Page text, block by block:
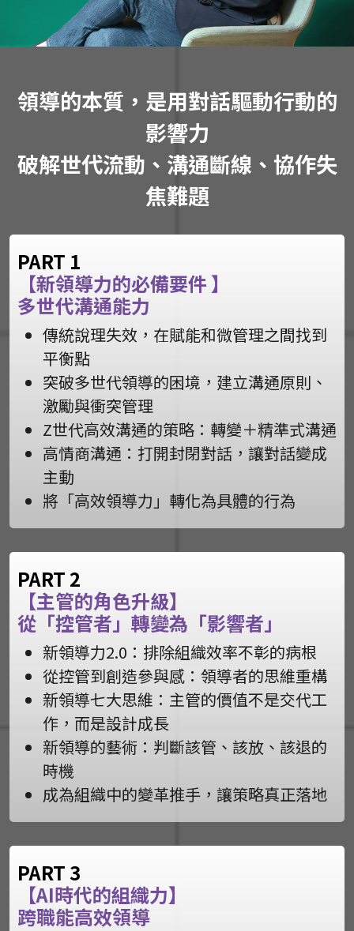
領導的本質，是用對話驅動行動的
影響力
破解世代流動、溝通斷線、協作失
焦難題
PART 1
【新領導力的必備要件 】
多世代溝通能力
傳統說理失效，在賦能和微管理之間找到
平衡點
突破多世代領導的困境，建立溝通原則、
激勵與衝突管理
Z世代高效溝通的策略：轉變＋精準式溝通
高情商溝通：打開封閉對話，讓對話變成
主動
將「高效領導力」轉化為具體的行為
PART 2
【主管的角色升級】
從「控管者」轉變為「影響者」
新領導力2.0：排除組織效率不彰的病根
從控管到創造參與感：領導者的思維重構
新領導七大思維：主管的價值不是交代工
作，而是設計成長
新領導的藝術：判斷該管、該放、該退的
時機
成為組織中的變革推手，讓策略真正落地
PART 3
【AI時代的組織力】
跨職能高效領導